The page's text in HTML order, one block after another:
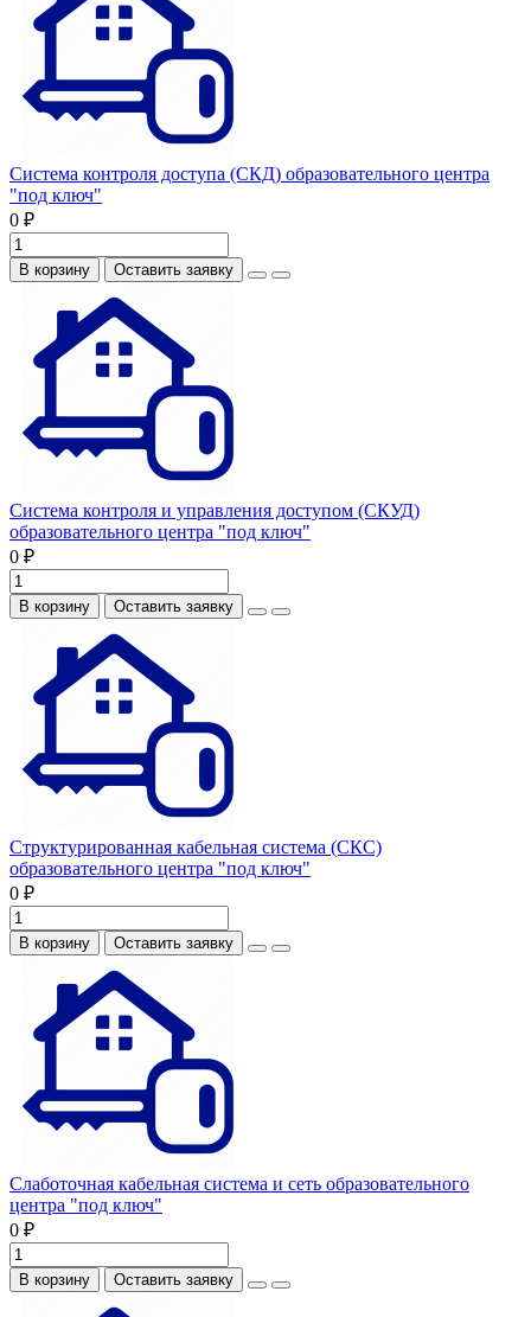
Система контроля доступа (СКД) образовательного центра
"под ключ"
0 ₽
В корзину Оставить заявку
Система контроля и управления доступом (СКУД)
образовательного центра "под ключ"
0 ₽
В корзину Оставить заявку
Структурированная кабельная система (СКС)
образовательного центра "под ключ"
0 ₽
В корзину Оставить заявку
Слаботочная кабельная система и сеть образовательного
центра "под ключ"
0 ₽
В корзину Оставить заявку